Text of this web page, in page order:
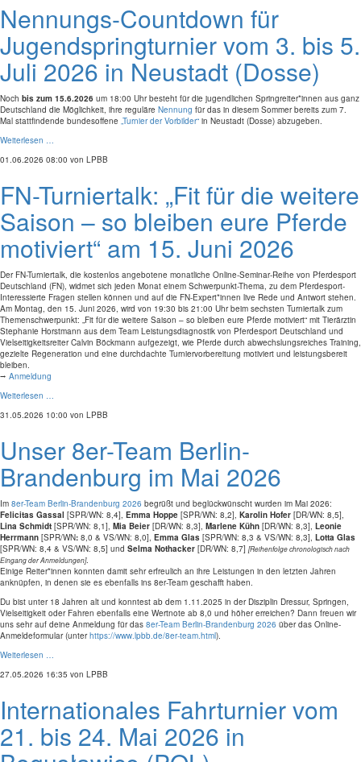
Nennungs-Countdown für
Jugendspringturnier vom 3. bis 5.
Juli 2026 in Neustadt (Dosse)
Noch bis zum 15.6.2026 um 18:00 Uhr besteht für die jugendlichen Springreiter*innen aus ganz
Deutschland die Möglichkeit, ihre reguläre Nennung für das in diesem Sommer bereits zum 7.
Mal stattfindende bundesoffene „Turnier der Vorbilder“ in Neustadt (Dosse) abzugeben.
Weiterlesen …
01.06.2026 08:00 von LPBB
FN-Turniertalk: „Fit für die weitere
Saison – so bleiben eure Pferde
motiviert“ am 15. Juni 2026
Der FN-Turniertalk, die kostenlos angebotene monatliche Online-Seminar-Reihe von Pferdesport
Deutschland (FN), widmet sich jeden Monat einem Schwerpunkt-Thema, zu dem Pferdesport-
Interessierte Fragen stellen können und auf die FN-Expert*innen live Rede und Antwort stehen.
Am Montag, den 15. Juni 2026, wird von 19:30 bis 21:00 Uhr beim sechsten Turniertalk zum
Themenschwerpunkt: „Fit für die weitere Saison – so bleiben eure Pferde motiviert“ mit Tierärztin
Stephanie Horstmann aus dem Team Leistungsdiagnostik von Pferdesport Deutschland und
Vielseitigkeitsreiter Calvin Böckmann aufgezeigt, wie Pferde durch abwechslungsreiches Training,
gezielte Regeneration und eine durchdachte Turniervorbereitung motiviert und leistungsbereit
bleiben.
⭢ Anmeldung
Weiterlesen …
31.05.2026 10:00 von LPBB
Unser 8er-Team Berlin-
Brandenburg im Mai 2026
Im 8er-Team Berlin-Brandenburg 2026 begrüßt und beglückwünscht wurden im Mai 2026:
Felicitas Gassal [SPR/WN: 8,4], Emma Hoppe [SPR/WN: 8,2], Karolin Hofer [DR/WN: 8,5],
Lina Schmidt [SPR/WN: 8,1], Mia Beier [DR/WN: 8,3], Marlene Kühn [DR/WN: 8,3], Leonie
Herrmann [SPR/WN: 8,0 & VS/WN: 8,0], Emma Glas [SPR/WN: 8,3 & VS/WN: 8,3], Lotta Glas
[SPR/WN: 8,4 & VS/WN: 8,5] und Selma Nothacker [DR/WN: 8,7] [Reihenfolge chronologisch nach
Eingang der Anmeldungen].
Einige Reiter*innen konnten damit sehr erfreulich an ihre Leistungen in den letzten Jahren
anknüpfen, in denen sie es ebenfalls ins 8er-Team geschafft haben.
Du bist unter 18 Jahren alt und konntest ab dem 1.11.2025 in der Disziplin Dressur, Springen,
Vielseitigkeit oder Fahren ebenfalls eine Wertnote ab 8,0 und höher erreichen? Dann freuen wir
uns sehr auf deine Anmeldung für das 8er-Team Berlin-Brandenburg 2026 über das Online-
Anmeldeformular (unterhttps://www.lpbb.de/8er-team.html).
Weiterlesen …
27.05.2026 16:35 von LPBB
Internationales Fahrturnier vom
21. bis 24. Mai 2026 in